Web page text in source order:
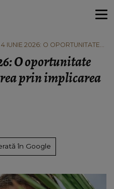
IUNIE 2026: O OPORTUNITATE
O oportunitate
prin implicarea
în Google